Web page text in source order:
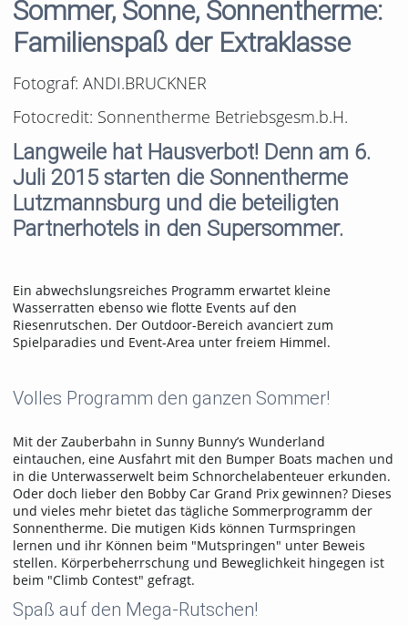
Sommer, Sonne, Sonnentherme:
Familienspaß der Extraklasse
Fotograf: ANDI.BRUCKNER
Fotocredit: Sonnentherme Betriebsgesm.b.H.
Langweile hat Hausverbot! Denn am 6.
Juli 2015 starten die Sonnentherme
Lutzmannsburg und die beteiligten
Partnerhotels in den Supersommer.
Ein abwechslungsreiches Programm erwartet kleine
Wasserratten ebenso wie flotte Events auf den
Riesenrutschen. Der Outdoor-Bereich avanciert zum
Spielparadies und Event-Area unter freiem Himmel.
Volles Programm den ganzen Sommer!
Mit der Zauberbahn in Sunny Bunny’s Wunderland
eintauchen, eine Ausfahrt mit den Bumper Boats machen und
in die Unterwasserwelt beim Schnorchelabenteuer erkunden.
Oder doch lieber den Bobby Car Grand Prix gewinnen? Dieses
und vieles mehr bietet das tägliche Sommerprogramm der
Sonnentherme. Die mutigen Kids können Turmspringen
lernen und ihr Können beim "Mutspringen" unter Beweis
stellen. Körperbeherrschung und Beweglichkeit hingegen ist
beim "Climb Contest" gefragt.
Spaß auf den Mega-Rutschen!